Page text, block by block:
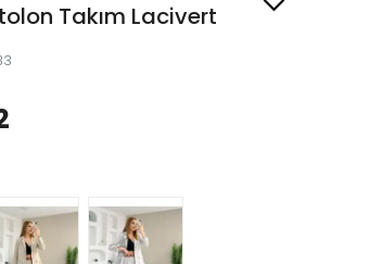
Takım Lacivert